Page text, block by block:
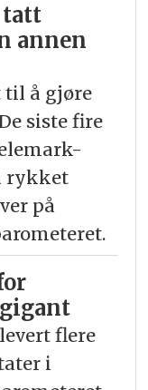
tatt
annen
til å gjøre
siste fire
rykket
på
flere
i